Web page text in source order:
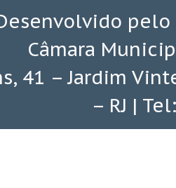
pelo
Câmara
41 – Jardim
– RJ |